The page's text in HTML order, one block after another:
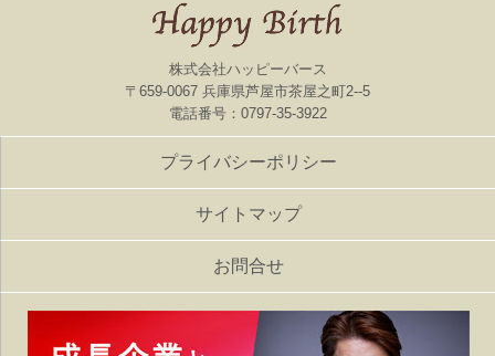
株式会社ハッピーバース
〒659-0067 兵庫県芦屋市茶屋之町2--5
電話番号：0797-35-3922
プライバシーポリシー
サイトマップ
お問合せ